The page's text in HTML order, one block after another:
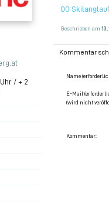
/ + 2
OÖ
Geschrieben am
Kommentar
Name
E-Mail
(wird nicht
Kommentar: